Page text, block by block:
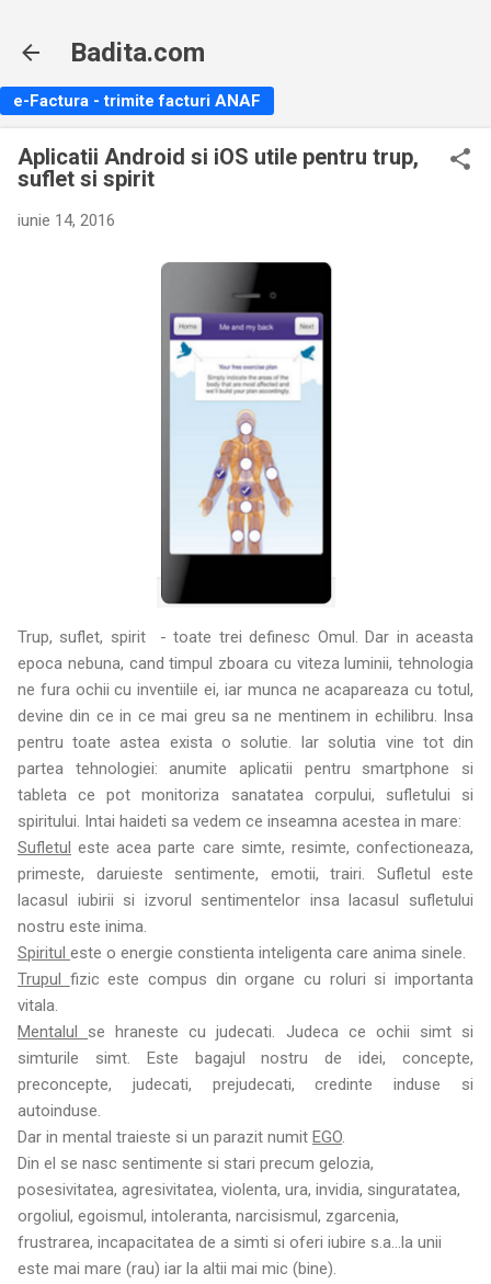
Badita.com
e-Factura - trimite facturi ANAF
Aplicatii Android si iOS utile pentru trup,
suflet si spirit
iunie 14, 2016
Trup, suflet, spirit - toate trei definesc Omul. Dar in aceasta
epoca nebuna, cand timpul zboara cu viteza luminii, tehnologia
ne fura ochii cu inventiile ei, iar munca ne acapareaza cu totul,
devine din ce in ce mai greu sa ne mentinem in echilibru. Insa
pentru toate astea exista o solutie. Iar solutia vine tot din
partea tehnologiei: anumite aplicatii pentru smartphone si
tableta ce pot monitoriza sanatatea corpului, sufletului si
spiritului. Intai haideti sa vedem ce inseamna acestea in mare:
Sufletul este acea parte care simte, resimte, confectioneaza,
primeste, daruieste sentimente, emotii, trairi. Sufletul este
lacasul iubirii si izvorul sentimentelor insa lacasul sufletului
nostru este inima.
Spiritul este o energie constienta inteligenta care anima sinele.
Trupul fizic este compus din organe cu roluri si importanta
vitala.
Mentalul se hraneste cu judecati. Judeca ce ochii simt si
simturile simt. Este bagajul nostru de idei, concepte,
preconcepte, judecati, prejudecati, credinte induse si
autoinduse.
Dar in mental traieste si un parazit numit EGO
Din el se nasc sentimente si stari precum gelozia,
posesivitatea, agresivitatea, violenta, ura, invidia, singuratatea,
orgoliul, egoismul, intoleranta, narcisismul, zgarcenia,
frustrarea, incapacitatea de a simti si oferi iubire s.a...la unii
este mai mare (rau) iar la altii mai mic (bine).